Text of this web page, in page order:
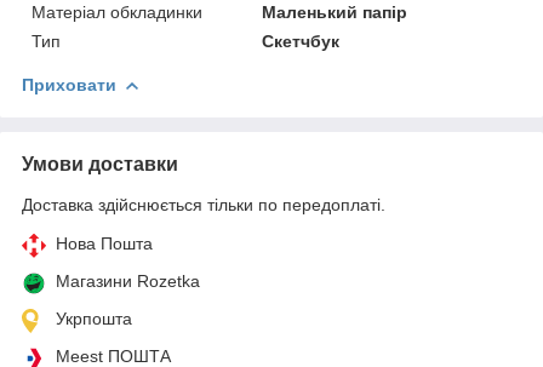
Матеріал обкладинки
Маленький папір
Тип
Скетчбук
Приховати
Умови доставки
Доставка здійснюється тільки по передоплаті.
Нова Пошта
Магазини Rozetka
Укрпошта
Meest ПОШТА